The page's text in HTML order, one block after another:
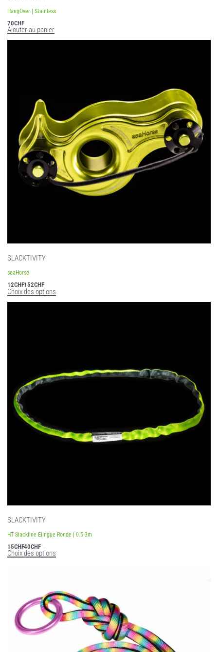
HangOver | Stainless
70CHF
Ajouter au panier
SLACKTIVITY
seaHorse
12CHF152CHF
Choix des options
SLACKTIVITY
HT Slackline Elingue Ronde | 0.5-3m
15CHF40CHF
Choix des options